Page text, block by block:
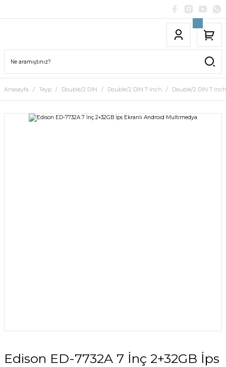
Anasayfa Teyp Double/2 DIN Double/2 DIN 7 Inch Double/2 DIN 7
Edison ED-7732A 7 İnç 2+32GB İps